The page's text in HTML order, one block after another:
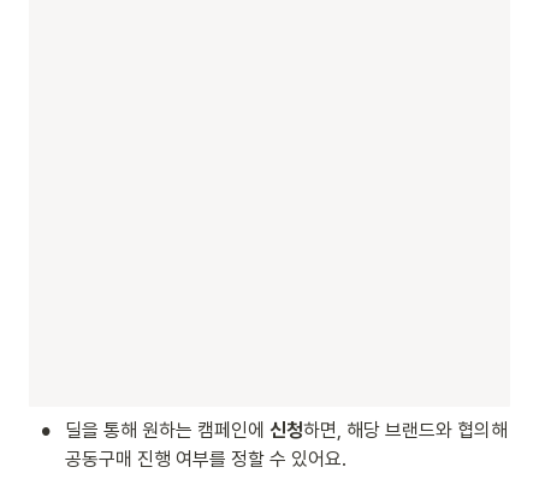
• 딜을 통해 원하는 캠페인에 신청하면, 해당 브랜드와 협의해
공동구매 진행 여부를 정할 수 있어요.